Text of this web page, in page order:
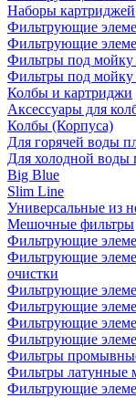
Наборы картриджей
Фильтрующие
Фильтрующие
Фильтры под мойку
Фильтры под мойку
Колбы и картриджи
Аксессуары для
Колбы (Корпуса)
Для горячей воды
Для холодной воды
Big Blue
Slim Line
Универсальные из
Мешочные фильтры
Фильтрующие
Фильтрующие
очистки
Фильтрующие
Фильтрующие
Фильтрующие
Фильтрующие
Фильтры
Фильтры латунные
Фильтрующие